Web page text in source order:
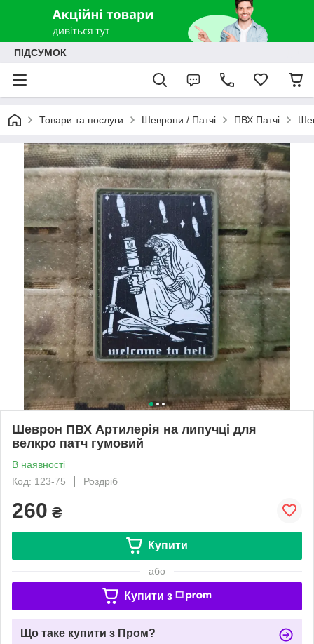
ПІДСУМОК
Товари та послуги Шеврони / Патчі ПВХ Патчі
Шеврон ПВХ Артилерія на липучці для
велкро патч гумовий
В наявності
Код: 123-75
Роздріб
260 ₴
Купити
або
Купити з
Що таке купити з Пром?